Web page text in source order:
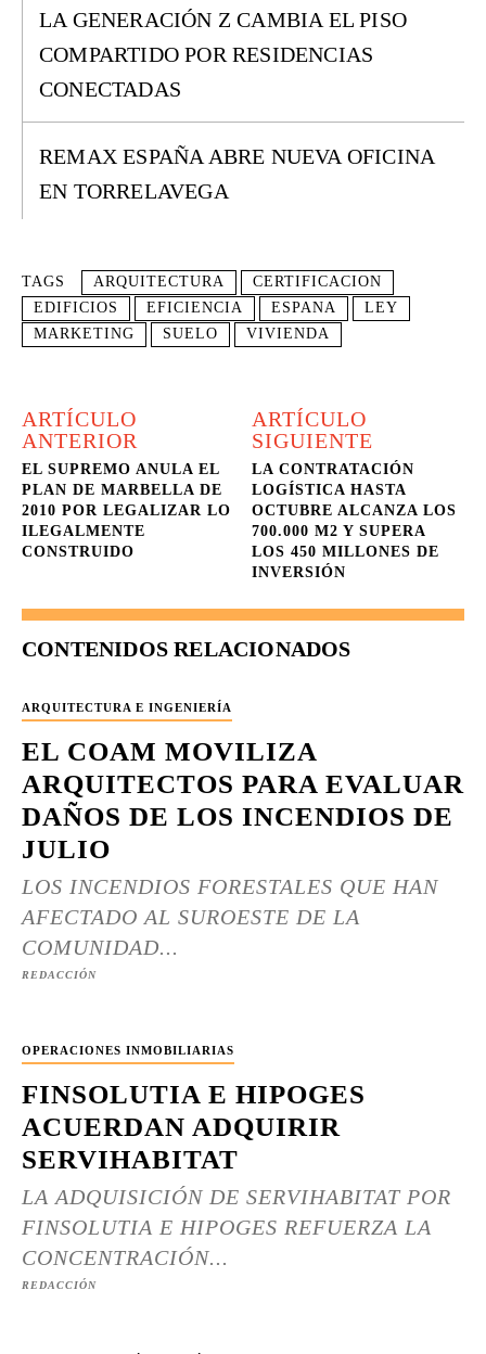
LA GENERACIÓN Z CAMBIA EL PISO
COMPARTIDO POR RESIDENCIAS
CONECTADAS
REMAX ESPAÑA ABRE NUEVA OFICINA
EN TORRELAVEGA
TAGS ARQUITECTURA
CERTIFICACION
EDIFICIOS
EFICIENCIA ESPANA
LEY
MARKETING
SUELO VIVIENDA
ARTÍCULO
ANTERIOR
EL SUPREMO ANULA EL
PLAN DE MARBELLA DE
2010 POR LEGALIZAR LO
ILEGALMENTE
CONSTRUIDO
ARTÍCULO
SIGUIENTE
LA CONTRATACIÓN
LOGÍSTICA HASTA
OCTUBRE ALCANZA LOS
700.000 M2 Y SUPERA
LOS 450 MILLONES DE
INVERSIÓN
CONTENIDOS RELACIONADOS
ARQUITECTURA E INGENIERÍA
EL COAM MOVILIZA
ARQUITECTOS PARA EVALUAR
DAÑOS DE LOS INCENDIOS DE
JULIO
LOS INCENDIOS FORESTALES QUE HAN
AFECTADO AL SUROESTE DE LA
COMUNIDAD...
REDACCIÓN
OPERACIONES INMOBILIARIAS
FINSOLUTIA E HIPOGES
ACUERDAN ADQUIRIR
SERVIHABITAT
LA ADQUISICIÓN DE SERVIHABITAT POR
FINSOLUTIA E HIPOGES REFUERZA LA
CONCENTRACIÓN...
REDACCIÓN